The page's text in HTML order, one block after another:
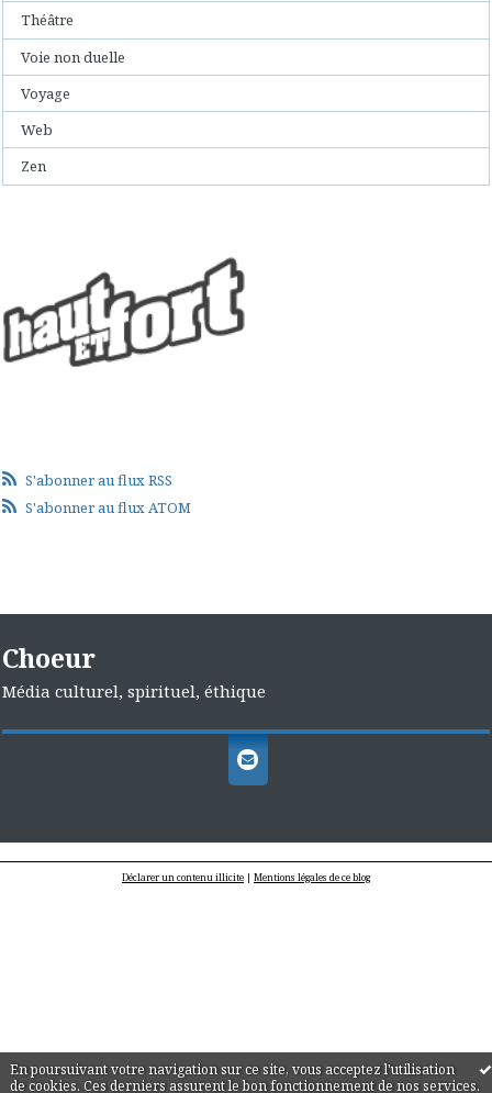
En poursuivant votre navigation sur ce site, vous acceptez l'utilisation
de cookies. Ces derniers assurent le bon fonctionnement de nos services.
Théâtre
Voie non duelle
Voyage
Web
Zen
S'abonner au flux RSS
S'abonner au flux ATOM
Choeur
Média culturel, spirituel, éthique
Déclarer un contenu illicite | Mentions légales de ce blog